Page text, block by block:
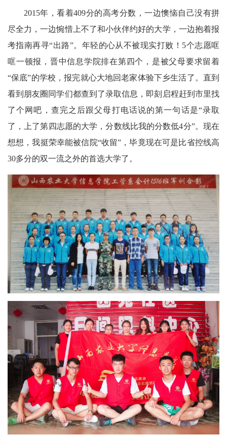
2015年，看着409分的高考分数，一边懊恼自己没有拼
尽全力，一边惋惜上不了和小伙伴约好的大学，一边抱着报
考指南再寻“出路”。年轻的心从不被现实打败！5个志愿哐
哐一顿报，晋中信息学院排在第四个，是被父母要求留着
“保底”的学校，报完就心大地回老家体验下乡生活了。直到
看到朋友圈同学们都查到了录取信息，即刻启程赶到市里找
了个网吧，查完之后跟父母打电话说的第一句话是“录取
了，上了第四志愿的大学，分数线比我的分数低4分”。现在
想想，我挺荣幸能被信院“收留”，毕竟现在可是比省控线高
30多分的双一流之外的首选大学了。